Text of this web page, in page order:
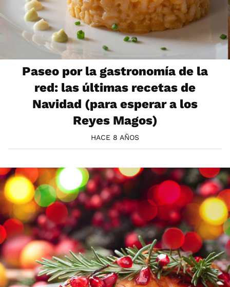
Paseo por la gastronomía de la
red: las últimas recetas de
Navidad (para esperar a los
Reyes Magos)
HACE 8 AÑOS